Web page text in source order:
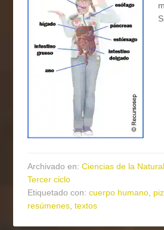
Archivado en:Ciencias de la
Tercer ciclo
Etiquetado con:cuerpo humano,
resúmenes,textos